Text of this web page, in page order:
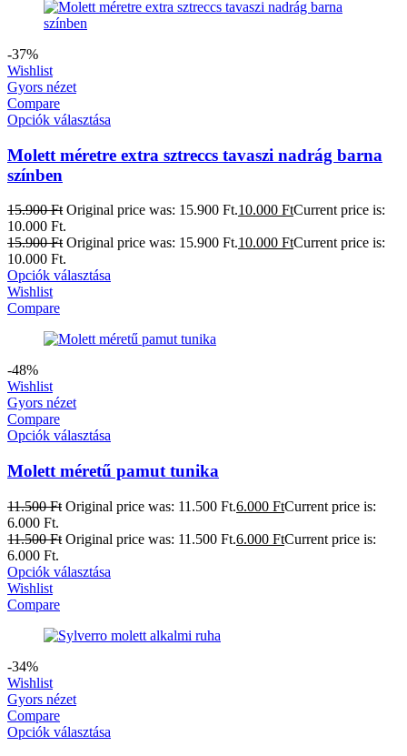
-37%
Wishlist
Gyors nézet
Compare
Opciók választása
Molett méretre extra sztreccs tavaszi nadrág barna
színben
15.900Ft Original price was: 15.900 Ft.10.000 FtCurrent price is:
10.000 Ft.
15.900Ft Original price was: 15.900 Ft.10.000 FtCurrent price is:
10.000 Ft.
Opciók választása
Wishlist
Compare
-48%
Wishlist
Gyors nézet
Compare
Opciók választása
Molett méretű pamut tunika
11.500Ft Original price was: 11.500 Ft.6.000 FtCurrent price is:
6.000 Ft.
11.500Ft Original price was: 11.500 Ft.6.000 FtCurrent price is:
6.000 Ft.
Opciók választása
Wishlist
Compare
-34%
Wishlist
Gyors nézet
Compare
Opciók választása